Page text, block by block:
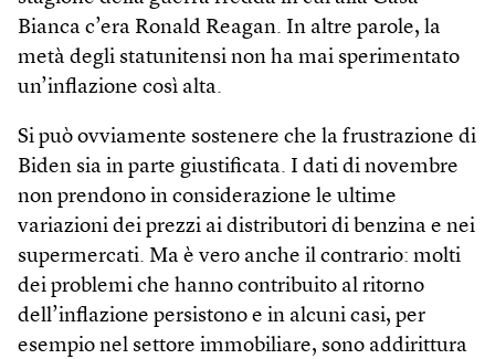
Bianca c’era Ronald Reagan. In altre parole, la
metà degli statunitensi non ha mai sperimentato
un’inflazione così alta.
Si può ovviamente sostenere che la frustrazione di
Biden sia in parte giustificata. I dati di novembre
non prendono in considerazione le ultime
variazioni dei prezzi ai distributori di benzina e nei
supermercati. Ma è vero anche il contrario: molti
dei problemi che hanno contribuito al ritorno
dell’inflazione persistono e in alcuni casi, per
esempio nel settore immobiliare, sono addirittura